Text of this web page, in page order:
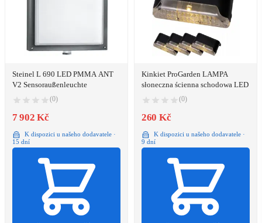
Steinel L 690 LED PMMA ANT
V2 Sensoraußenleuchte
(0)
7 902 Kč
K dispozici u našeho dodavatele ·
15 dní
Kinkiet ProGarden LAMPA
słoneczna ścienna schodowa LED
(0)
260 Kč
K dispozici u našeho dodavatele ·
9 dní